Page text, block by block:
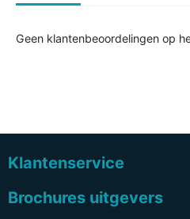
Geen klantenbeoordelingen op
Klantenservice
Brochures uitgevers